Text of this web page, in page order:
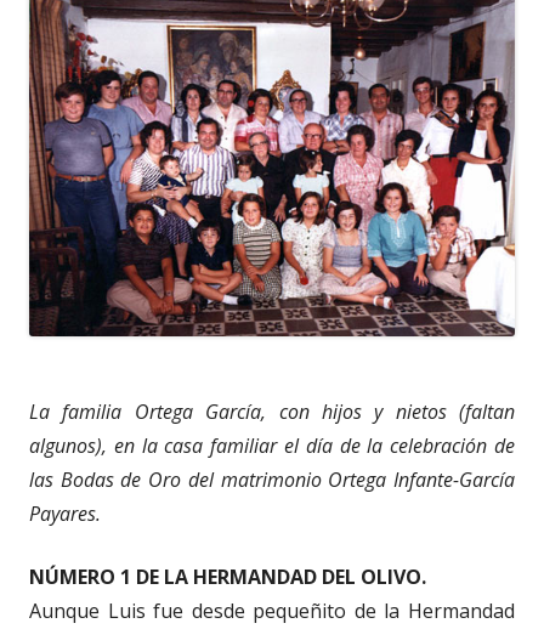
La familia Ortega García, con hijos y nietos (faltan
algunos), en la casa familiar el día de la celebración de
las Bodas de Oro del matrimonio Ortega Infante-García
Payares.
NÚMERO 1 DE LA HERMANDAD DEL OLIVO.
Aunque Luis fue desde pequeñito de la Hermandad